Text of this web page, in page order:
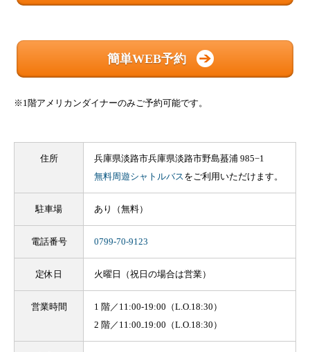
簡単WEB予約
※1階アメリカンダイナーのみご予約可能です。
住所
兵庫県淡路市兵庫県淡路市野島蟇浦 985−1
無料周遊シャトルバスをご利用いただけます。
駐車場 あり（無料）
電話番号 0799-70-9123
定休日 火曜日（祝日の場合は営業）
営業時間
1 階／11:00-19:00（L.O.18:30）
2 階／11:00₋19:00（L.O.18:30）